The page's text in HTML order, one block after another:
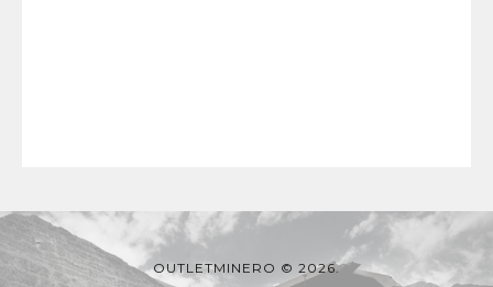
OUTLETMINERO © 2026.